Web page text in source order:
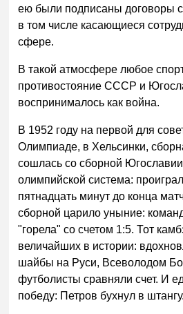
ею были подписаны договоры
в том числе касающиеся
сфере.
В такой атмосфере любое
противостояние СССР и
воспринималось как война.
В 1952 году на первой для
Олимпиаде, в Хельсинки,
сошлась со сборной
олимпийской система:
пятнадцать минут до конца
сборной царило уныние:
"горела" со счетом 1:5. Тот
величайших в истории:
шайбы на Руси, Всеволодом
футболисты сравняли счет. И
победу: Петров бухнул в штангу.